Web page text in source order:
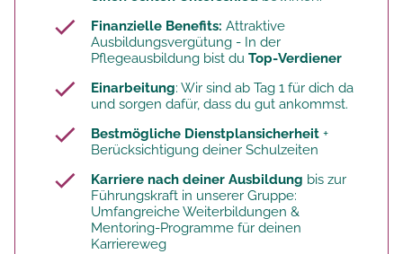
Finanzielle Benefits: Attraktive
Ausbildungsvergütung - In der
Pflegeausbildung bist du Top-Verdiener
Einarbeitung: Wir sind ab Tag 1 für dich da
und sorgen dafür, dass du gut ankommst.
Bestmögliche Dienstplansicherheit +
Berücksichtigung deiner Schulzeiten
Karriere nach deiner Ausbildung bis zur
Führungskraft in unserer Gruppe:
Umfangreiche Weiterbildungen &
Mentoring-Programme für deinen
Karriereweg